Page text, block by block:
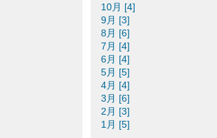
10月 [4]
9月 [3]
8月 [6]
7月 [4]
6月 [4]
5月 [5]
4月 [4]
3月 [6]
2月 [3]
1月 [5]